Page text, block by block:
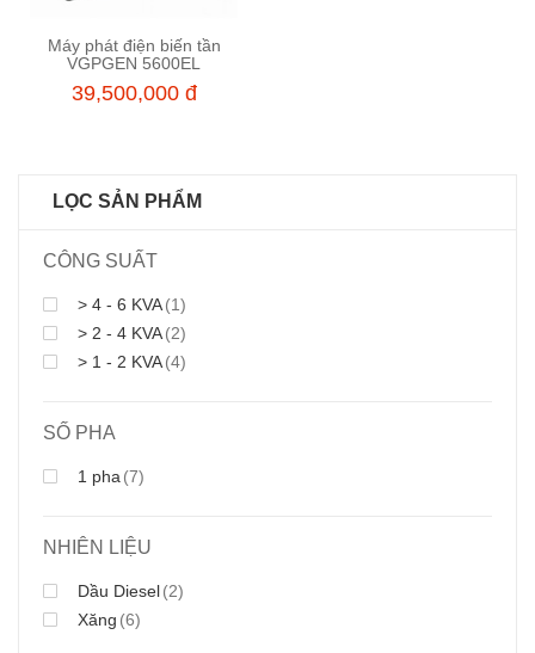
Thêm vào giỏ hàng
Máy phát điện biến tần
VGPGEN 5600EL
39,500,000 đ
LỌC SẢN PHẨM
CÔNG SUẤT
> 4 - 6 KVA(1)
> 2 - 4 KVA(2)
> 1 - 2 KVA(4)
SỐ PHA
1 pha(7)
NHIÊN LIỆU
Dầu Diesel(2)
Xăng (6)